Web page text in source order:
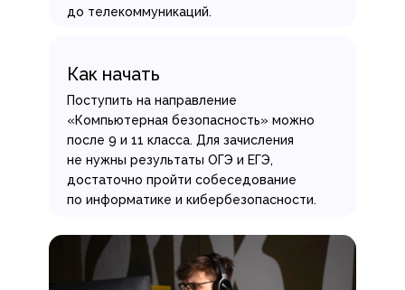
до телекоммуникаций.
Поступить на направление
«Компьютерная безопасность» можно
после 9 и 11 класса. Для зачисления
не нужны результаты ОГЭ и ЕГЭ,
достаточно пройти собеседование
по информатике и кибербезопасности.
Как начать